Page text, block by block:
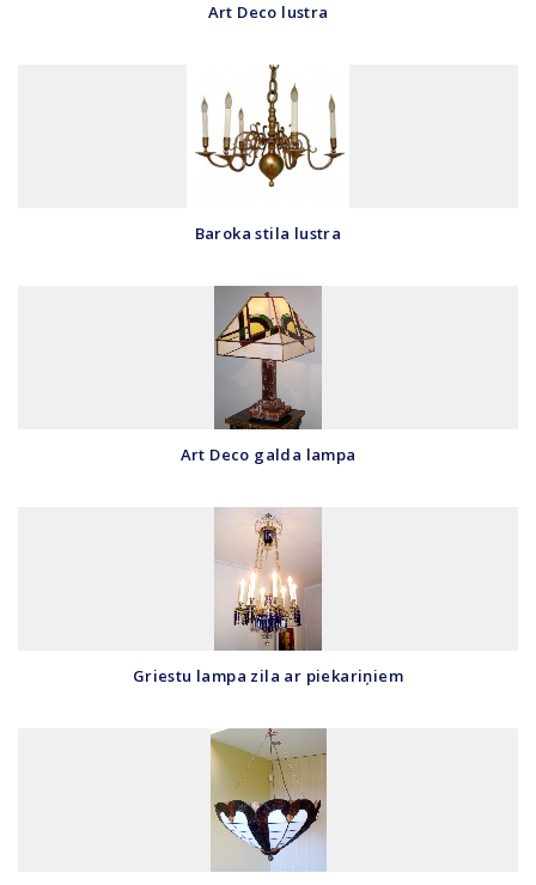
Art Deco lustra
Baroka stila lustra
Art Deco galda lampa
Griestu lampa zila ar piekariņiem